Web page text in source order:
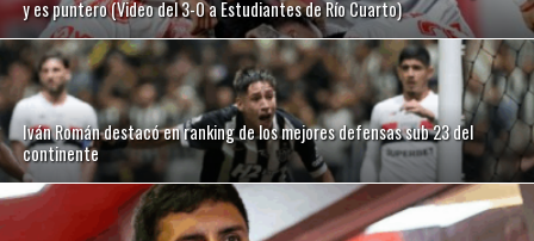
y es puntero (Video del 3-0 a Estudiantes de Río Cuarto)
Iván Román destacó en ranking de los mejores defensas sub 23 del
continente